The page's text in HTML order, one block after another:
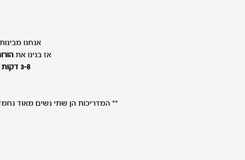
אנחנו
אז בנינו את
3-8 דקות
** המדריכות הן שתי נשים מאוד